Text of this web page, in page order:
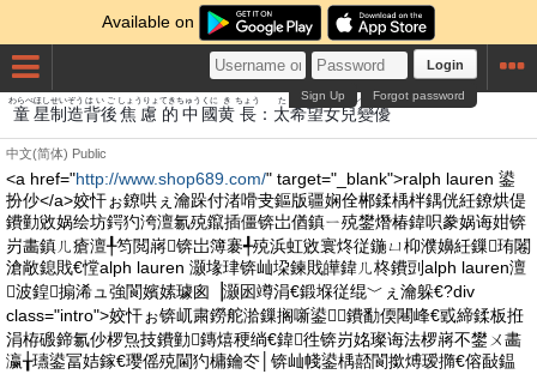
Available on
Login
Forgot password
Sign Up
童
わらべ
星
ほし
制
せい
造
ぞう
背後
はいご
焦慮
しょうりょ
的中
てきちゅう
國
くに
黄
き
長
ちょう
： 太
た
希望
きぼう
女兒
じょじ
變
へん
優
ゆう
中文(简体) Public
<a href="http://www.shop689.com/" target="_blank">ralph lauren 鍙
扮仯</a>姣忓ぉ鐐哄ぇ瀹跺付渚嗗叏鏂版疆娴佺郴鍒楀柈鍝侊紝鐐烘偍
鐨勭敓娲绘坊鍔犳洿澶氱殑鑹插僵锛岀偤鎮ㄧ殑鐢熸椿鍏呮豢娲诲姏锛
岃畵鎮ㄦ瘡澶╀笉閲嶈锛岀簿褰╃殑浜虹敓寰炵従鍦ㄩ枊濮嬶紝鏁珛闂
滄敞鎴戝€憆alph lauren 灏堟珒锛屾垜鍊戝皣鍏ㄦ柊鐨剅alph lauren澶
波鍠搧浠ュ強閬嬪嫊璩囪▕灏囦竴涓€鍛堢従绲﹀ぇ瀹躲€?div
class="intro">姣忓ぉ锛屼粛鐒舵湁鏁搁噺鍙鐨勫偄闀峰€戜締鍒板拰
涓栫磤鍗氱仯椤炰技鐨勭鏄熺稉绱€鍏徃锛岃姳璨诲法椤嶈不鐢ㄨ畵
瀛╁瓙鍙冨姞鎵€璎傜殑閫犳槦鑰冭│锛屾帴鍙楀嚭閬撳煿瑷撱€傛敮鎾